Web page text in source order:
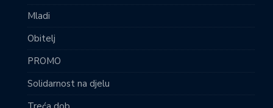
Mladi
Obitelj
PROMO
Solidarnost na djelu